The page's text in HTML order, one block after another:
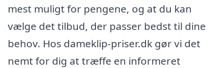
mest muligt for pengene, og at du kan
vælge det tilbud, der passer bedst til dine
behov. Hos dameklip-priser.dk gør vi det
nemt for dig at træffe en informeret